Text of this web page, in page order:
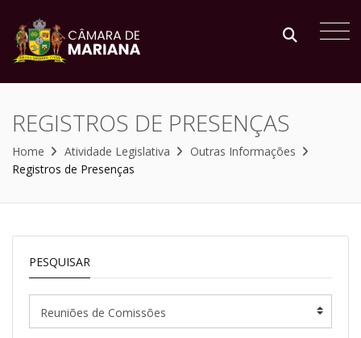
REGISTROS DE PRESENÇAS
Home Atividade Legislativa
Outras Informações
Registros de Presenças
PESQUISAR